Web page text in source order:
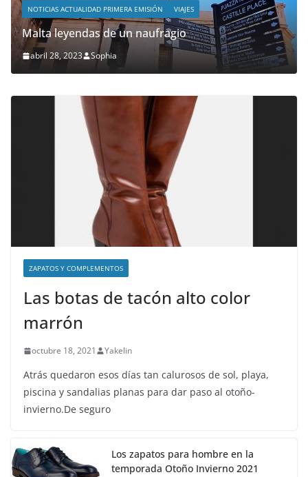
NOTICIAS ACTUALIDAD PRIMERA EMISIÓN VIAJES
Malta leyendas de un naufragio
abril 28, 2023 Sophia
ZAPATOS Y COMPLEMENTOS
Las botas de tacón alto color
marrón
octubre 18, 2021 Yakelin
Atrás quedaron esos días tan calurosos de sol, playa,
piscina y sandalias planas para dar paso al otoño-
invierno.De seguro
Los zapatos para hombre en la
temporada Otoño Invierno 2021